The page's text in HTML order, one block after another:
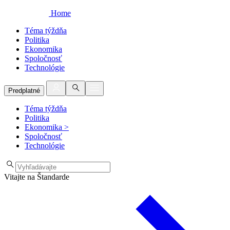
Home
Téma týždňa
Politika
Ekonomika
Spoločnosť
Technológie
Predplatné
Téma týždňa
Politika
Ekonomika >
Spoločnosť
Technológie
Vitajte na Štandarde